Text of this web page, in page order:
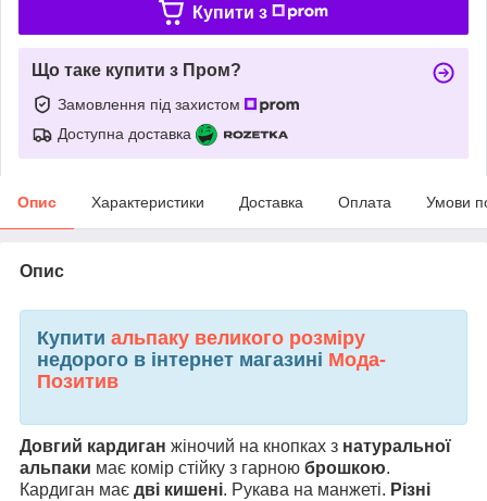
Купити з
Що таке купити з Пром?
Замовлення під захистом
Доступна доставка
Опис Характеристики Доставка Оплата Умови
Опис
Купити альпаку великого розміру
недорого в інтернет магазині Мода-
Позитив
Довгий кардиган жіночий на кнопках з натуральної
альпаки має комір стійку з гарною брошкою.
Кардиган має дві кишені. Рукава на манжеті. Різні